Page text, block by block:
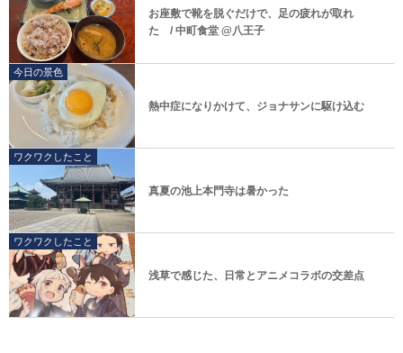
お座敷で靴を脱ぐだけで、足の疲れが取れ
た / 中町食堂 @八王子
今日の景色
熱中症になりかけて、ジョナサンに駆け込む
ワクワクしたこと
真夏の池上本門寺は暑かった
ワクワクしたこと
浅草で感じた、日常とアニメコラボの交差点